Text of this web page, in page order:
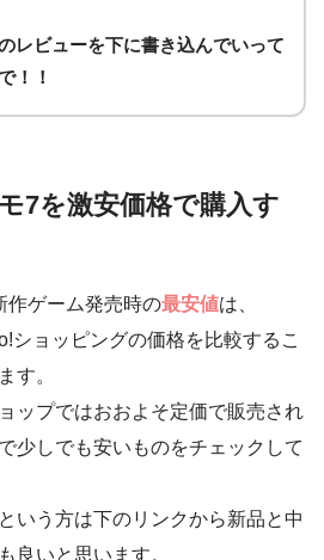
レビューを下に書き込んでいって
！！
7を激安価格で購入す
作ゲーム発売時の最安値は、
ショッピングの価格を比較するこ
す。
ップではおおよそ定価で販売され
少しでも安いものをチェックして
という方は下のリンクから新品と中
良いと思います。